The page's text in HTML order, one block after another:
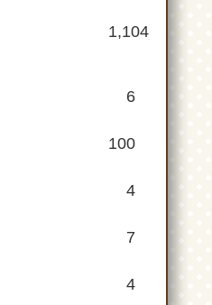
1,104
6
100
4
7
4